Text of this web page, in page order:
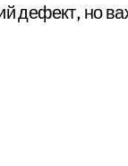
дефект, но